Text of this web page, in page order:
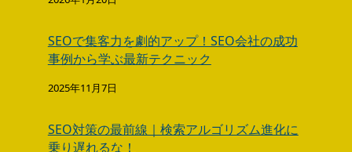
SEOで集客力を劇的アップ！SEO会社の成功
事例から学ぶ最新テクニック
2025年11月7日
SEO対策の最前線｜検索アルゴリズム進化に
乗り遅れるな！